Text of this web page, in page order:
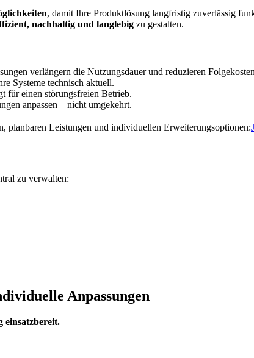
, damit Ihre Produktlösung langfristig zuverlässig
nachhaltig und langlebig zu gestalten.
verlängern die Nutzungsdauer und reduzieren
Systeme technisch aktuell.
für einen störungsfreien Betrieb.
anpassen – nicht umgekehrt.
planbaren Leistungen und individuellen Erweiterungsoptionen:
zu verwalten:
Anpassungen